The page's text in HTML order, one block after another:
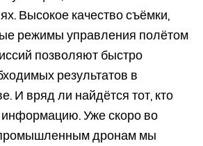
Высокое качество съёмки,
режимы управления полётом
позволяют быстро
результатов в
И вряд ли найдётся тот, кто
информацию. Уже скоро во
дронам мы